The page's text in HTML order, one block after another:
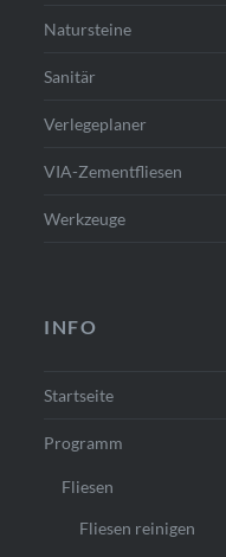
Natursteine
Sanitär
Verlegeplaner
VIA-Zementfliesen
Werkzeuge
INFO
Startseite
Programm
Fliesen
Fliesen reinigen